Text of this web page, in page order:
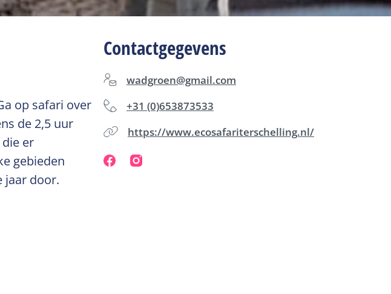
op safari over
de 2,5 uur
er
gebieden
jaar door.
Contactgegevens
wadgroen@gmail.com
+31 (0)653873533
https://www.ecosafariterschelling.nl/